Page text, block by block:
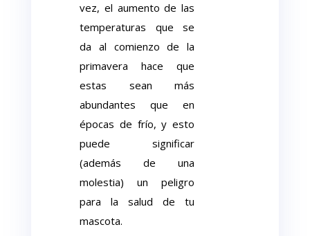
vez, el aumento de las
temperaturas que se
da al comienzo de la
primavera hace que
estas sean más
abundantes que en
épocas de frío, y esto
puede significar
(además de una
molestia) un peligro
para la salud de tu
mascota.